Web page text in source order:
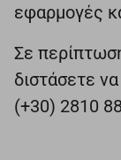
εφαρμογές
Σε
διστάσετε
(+30) 2810